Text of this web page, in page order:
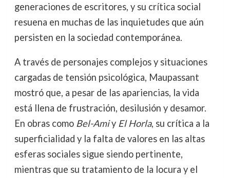
generaciones de escritores, y su crítica social
resuena en muchas de las inquietudes que aún
persisten en la sociedad contemporánea.
A través de personajes complejos y situaciones
cargadas de tensión psicológica, Maupassant
mostró que, a pesar de las apariencias, la vida
está llena de frustración, desilusión y desamor.
En obras como Bel-Amiy El Horla, su crítica a la
superficialidad y la falta de valores en las altas
esferas sociales sigue siendo pertinente,
mientras que su tratamiento de la locura y el